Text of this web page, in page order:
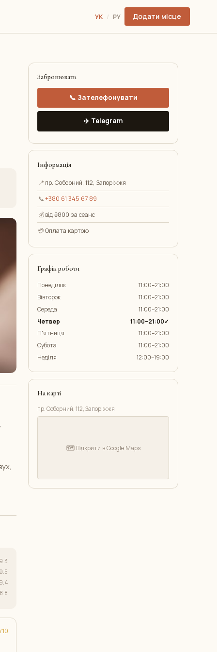
УК / РУ Додати місце
9.3
9.5
9.4
8.8
Забронювати
📞 Зателефонувати
✈️ Telegram
Інформація
📍 пр. Соборний, 112, Запоріжжя
📞+380 61 345 67 89
💰 від ₴800 за сеанс
💳Оплата картою
Графік роботи
Понеділок
11:00–21:00
Вівторок
11:00–21:00
Середа
11:00–21:00
Четвер
11:00–21:00✓
П'ятниця
11:00–21:00
Субота
11:00–21:00
Неділя
12:00–19:00
На карті
пр. Соборний, 112, Запоріжжя
🗺️ Відкрити в Google Maps